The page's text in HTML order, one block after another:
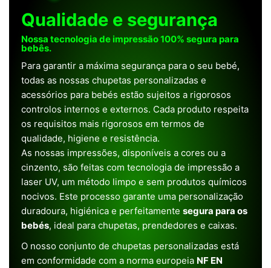
Qualidade e segurança
Nossa tecnologia de impressão 100% segura para
bebês.
Para garantir a máxima segurança para o seu bebé,
todas as nossas chupetas personalizadas e
acessórios para bebés estão sujeitos a rigorosos
controlos internos e externos. Cada produto respeita
os requisitos mais rigorosos em termos de
qualidade, higiene e resistência.
As nossas impressões, disponíveis a cores ou a
cinzento, são feitas com tecnologia de impressão a
laser UV, um método limpo e sem produtos químicos
nocivos. Este processo garante uma personalização
duradoura, higiénica e perfeitamente segura para os
bebés, ideal para chupetas, prendedores e caixas.
O nosso conjunto de chupetas personalizadas está
em conformidade com a norma europeia NF EN